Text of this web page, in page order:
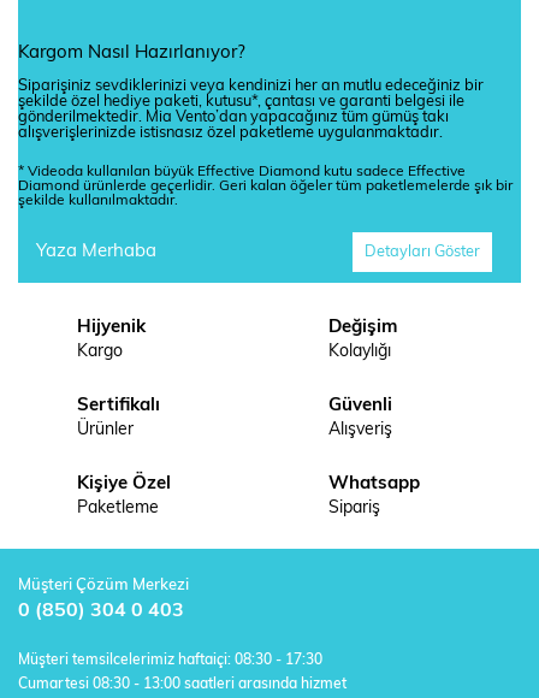
Kargom Nasıl Hazırlanıyor?
Siparişiniz sevdiklerinizi veya kendinizi her an mutlu edeceğiniz bir
şekilde özel hediye paketi, kutusu*, çantası ve garanti belgesi ile
gönderilmektedir. Mia Vento’dan yapacağınız tüm gümüş takı
alışverişlerinizde istisnasız özel paketleme uygulanmaktadır.
* Videoda kullanılan büyük Effective Diamond kutu sadece Effective
Diamond ürünlerde geçerlidir. Geri kalan öğeler tüm paketlemelerde şık bir
şekilde kullanılmaktadır.
Yaza Merhaba Detayları Göster
Hijyenik
Kargo
Değişim
Kolaylığı
Sertifikalı
Ürünler
Güvenli
Alışveriş
Kişiye Özel
Paketleme
Whatsapp
Sipariş
Müşteri Çözüm Merkezi
0 (850) 304 0 403
Müşteri temsilcelerimiz haftaiçi: 08:30 - 17:30
Cumartesi 08:30 - 13:00 saatleri arasında hizmet